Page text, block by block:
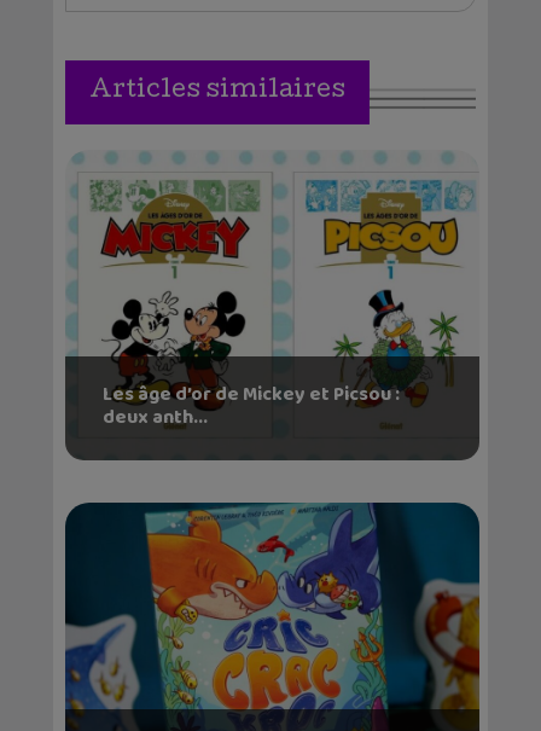
Articles similaires
Les âge d’or de Mickey et Picsou :
deux anth...